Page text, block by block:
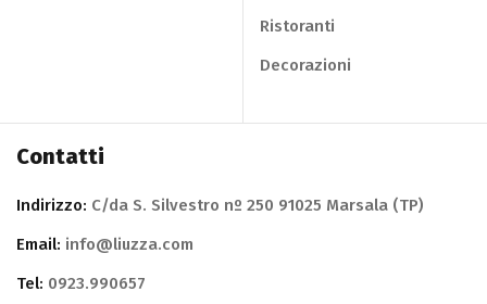
Ristoranti
Decorazioni
Contatti
Indirizzo: C/da S. Silvestro nº 250 91025 Marsala (TP)
Email: info@liuzza.com
Tel: 0923.990657